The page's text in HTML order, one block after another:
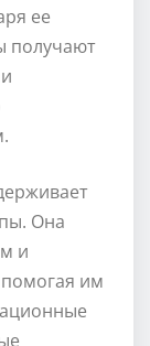
ее
получают
Она
и
им